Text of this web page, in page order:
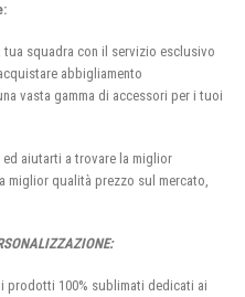
tua squadra con il servizio esclusivo
abbigliamento
vasta gamma di accessori per i tuoi
aiutarti a trovare la miglior
qualità prezzo sul mercato,
prodotti 100% sublimati dedicati ai